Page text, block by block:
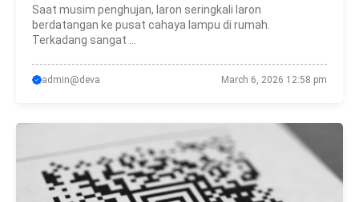
Saat musim penghujan, laron seringkali laron
berdatangan ke pusat cahaya lampu di rumah.
Terkadang sangat ...
admin@deva March 6, 2026 12:58 pm